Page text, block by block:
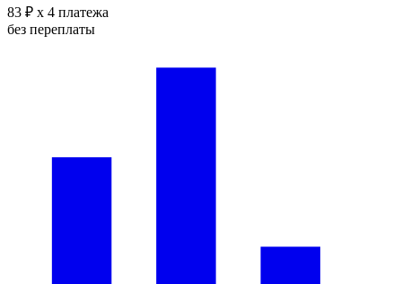
83 ₽ x 4 платежа
без переплаты